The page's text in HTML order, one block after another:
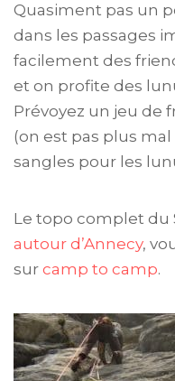
Quasiment pas un
dans les passages
facilement des
et on profite des
Prévoyez un jeu de
(on est pas plus
sangles pour les
Le topo complet du
autour d’Annecy,
sur camp to camp.